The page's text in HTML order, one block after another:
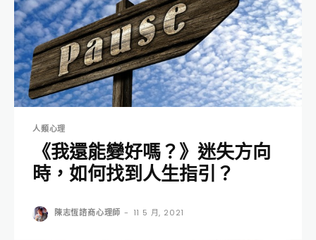
人類心理
《我還能變好嗎？》迷失方向
時，如何找到人生指引？
陳志恆諮商心理師 - 11 5 月, 2021